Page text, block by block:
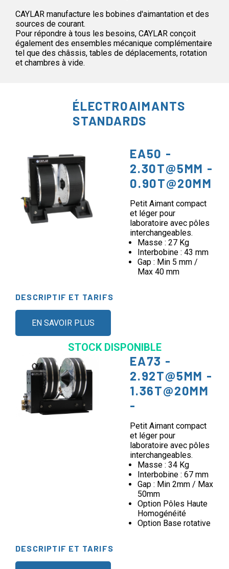
CAYLAR manufacture les bobines d'aimantation et des
sources de courant.
Pour répondre à tous les besoins, CAYLAR conçoit
également des ensembles mécanique complémentaire
tel que des châssis, tables de déplacements, rotation
et chambres à vide.
ÉLECTROAIMANTS
STANDARDS
EA50 -
2.30T@5MM -
0.90T@20MM
Petit Aimant compact
et léger pour
laboratoire avec pôles
interchangeables.
Masse : 27 Kg
Interbobine : 43 mm
Gap : Min 5 mm /
Max 40 mm
DESCRIPTIF ET TARIFS
EN SAVOIR PLUS
STOCK DISPONIBLE
EA73 -
2.92T@5MM -
1.36T@20MM
-
Petit Aimant compact
et léger pour
laboratoire avec pôles
interchangeables.
Masse : 34 Kg
Interbobine : 67 mm
Gap : Min 2mm / Max
50mm
Option Pôles Haute
Homogénéité
Option Base rotative
DESCRIPTIF ET TARIFS